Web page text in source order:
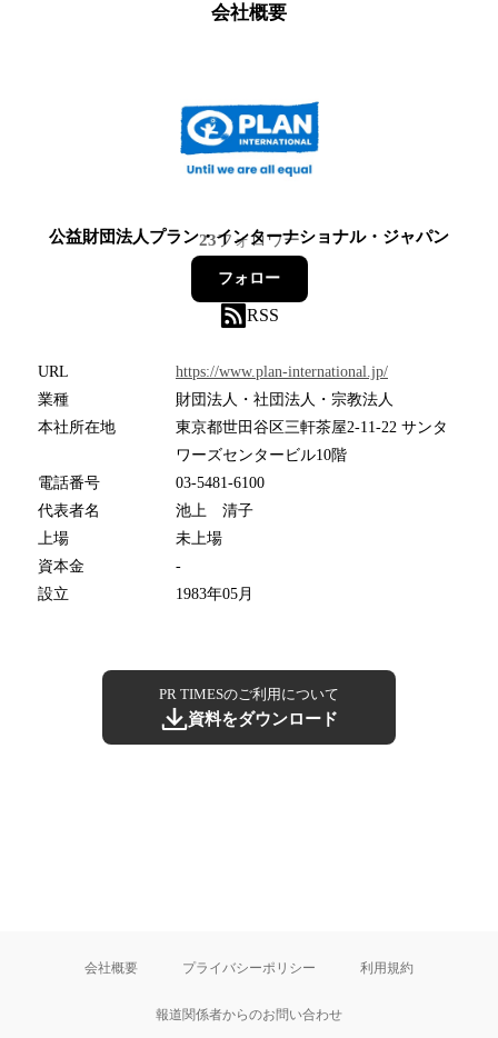
会社概要
公益財団法人プラン・インターナショナル・ジャパン
23フォロワー
フォロー
RSS
URL
https://www.plan-international.jp/
業種
財団法人・社団法人・宗教法人
本社所在地
東京都世田谷区三軒茶屋2-11-22 サンタ
ワーズセンタービル10階
電話番号
03-5481-6100
代表者名
池上 清子
上場
未上場
資本金
-
設立
1983年05月
PR TIMESのご利用について
資料をダウンロード
会社概要 プライバシーポリシー 利用規約
報道関係者からのお問い合わせ